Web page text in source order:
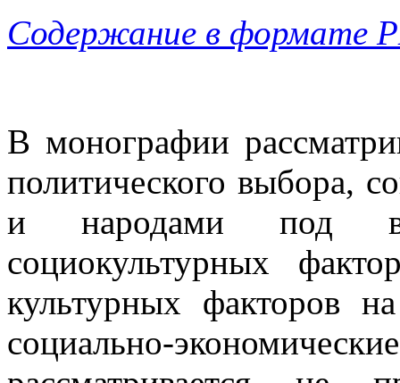
Содержание в формате
В монографии
политического выбора,
и народами под
социокультурных
культурных факторов
социально-